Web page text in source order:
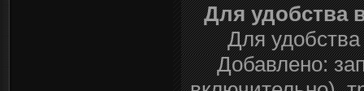
Для удобства
Для
Добавлено: